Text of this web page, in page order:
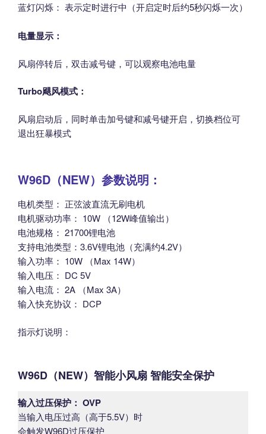
蓝灯闪烁： 表示定时进行中（开启定时后约5秒闪烁一次）
电量显示：
风扇停转后，双击减号键，可以观察电池电量
Turbo飓风模式：
风扇启动后，同时单击加号键和减号键开启，切换档位可
退出狂暴模式
W96D（NEW）参数说明：
电机类型： 正弦波直流无刷电机
电机驱动功率： 10W （12W峰值输出）
电池规格： 21700锂电池
支持电池类型：3.6V锂电池（充满约4.2V）
输入功率： 10W （Max 14W）
输入电压： DC 5V
输入电流： 2A （Max 3A）
输入快充协议： DCP
指示灯说明：
W96D（NEW）智能小风扇 智能安全保护
输入过压保护： OVP
当输入电压过高（高于5.5V）时
会触发W96D过压保护